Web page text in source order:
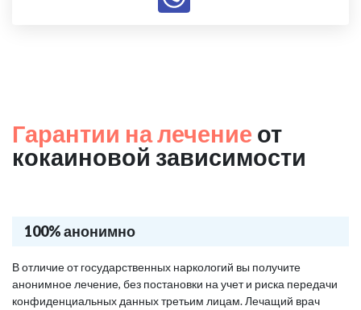
Гарантии на лечение от
кокаиновой зависимости
100% анонимно
В отличие от государственных наркологий вы получите
анонимное лечение, без постановки на учет и риска передачи
конфиденциальных данных третьим лицам. Лечащий врач